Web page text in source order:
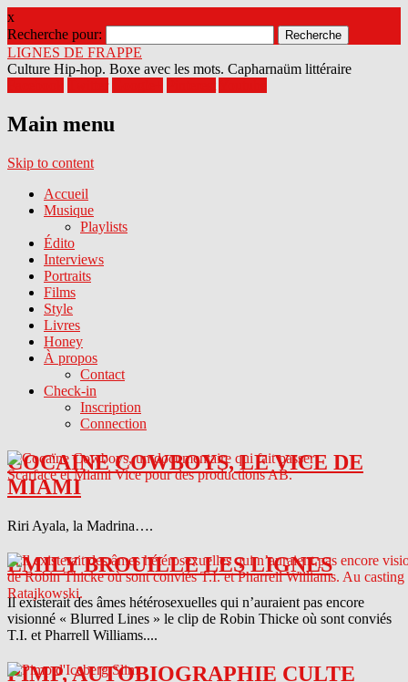
x
Recherche pour:
LIGNES DE FRAPPE
Culture Hip-hop. Boxe avec les mots. Capharnaüm littéraire
Main menu
Skip to content
Accueil
Musique
Playlists
Édito
Interviews
Portraits
Films
Style
Livres
Honey
À propos
Contact
Check-in
Inscription
Connection
COCAINE COWBOYS, LE VICE DE
MIAMI
Riri Ayala, la Madrina….
EMILY BROUILLE LES LIGNES
Il existerait des âmes hétérosexuelles qui n’auraient pas encore
visionné « Blurred Lines » le clip de Robin Thicke où sont conviés
T.I. et Pharrell Williams....
PIMP, AUTOBIOGRAPHIE CULTE